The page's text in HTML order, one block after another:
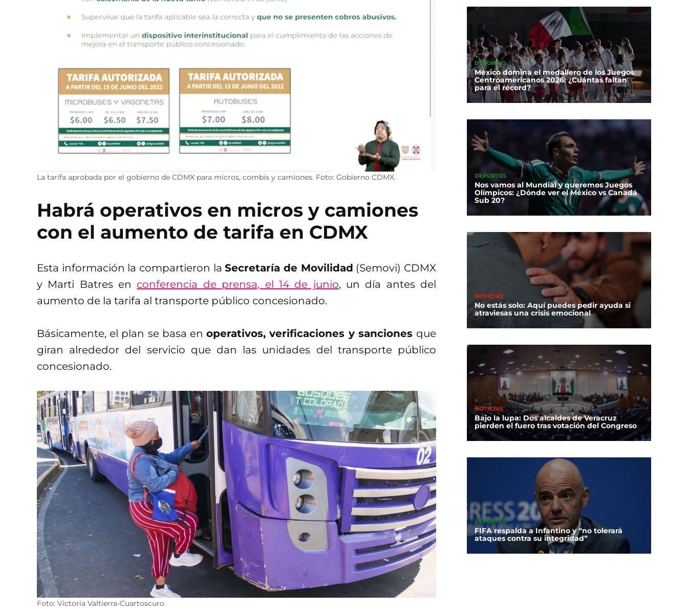
La tarifa aprobada por el gobierno de CDMX para micros, combis y camiones. Foto: Gobierno CDMX.
Habrá operativos en micros y camiones
con el aumento de tarifa en CDMX
Esta información la compartieron laSecretaría de Movilidad (Semovi) CDMX
y Marti Batres en conferencia de prensa, el 14 de junio, un día antes del
aumento de la tarifa al transporte público concesionado.
Básicamente, el plan se basa enoperativos, verificaciones y sanciones que
giran alrededor del servicio que dan las unidades del transporte público
concesionado.
Foto: Victoria Valtierra-Cuartoscuro.
DEPORTES
México domina el medallero de los Juegos
Centroamericanos 2026: ¿Cuántas faltan
para el récord?
DEPORTES
Nos vamos al Mundial y queremos Juegos
Olímpicos: ¿Dónde ver el México vs Canadá
Sub 20?
NOTICIAS
No estás solo: Aquí puedes pedir ayuda si
atraviesas una crisis emocional
NOTICIAS
Bajo la lupa: Dos alcaldes de Veracruz
pierden el fuero tras votación del Congreso
DEPORTES
FIFA respalda a Infantino y “no tolerará
ataques contra su integridad”